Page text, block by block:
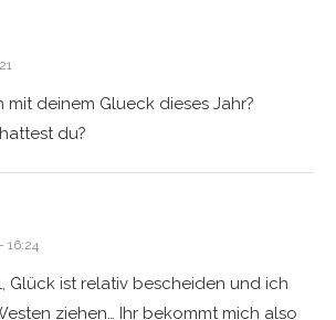
mit deinem Glueck dieses Jahr?
du?
16:24
Glück ist relativ bescheiden und ich
ziehen… Ihr bekommt mich also